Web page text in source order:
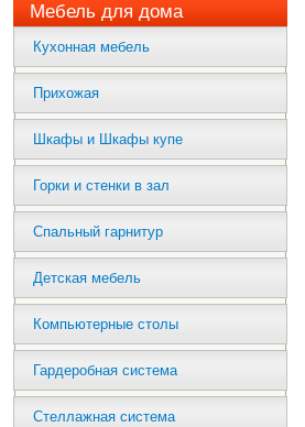
Мебель для дома
Кухонная мебель
Прихожая
Шкафы и Шкафы купе
Горки и стенки в зал
Спальный гарнитур
Детская мебель
Компьютерные столы
Гардеробная система
Стеллажная система